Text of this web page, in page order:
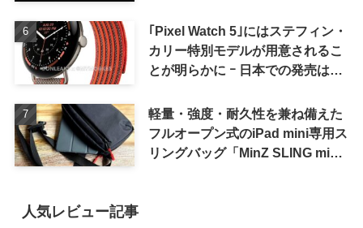
｢Pixel Watch 5｣にはステフィン・
カリー特別モデルが用意されるこ
とが明らかに ｰ 日本での発売は期
軽量・強度・耐久性を兼ね備えた
フルオープン式のiPad mini専用ス
リングバッグ「MinZ SLING mini
人気レビュー記事